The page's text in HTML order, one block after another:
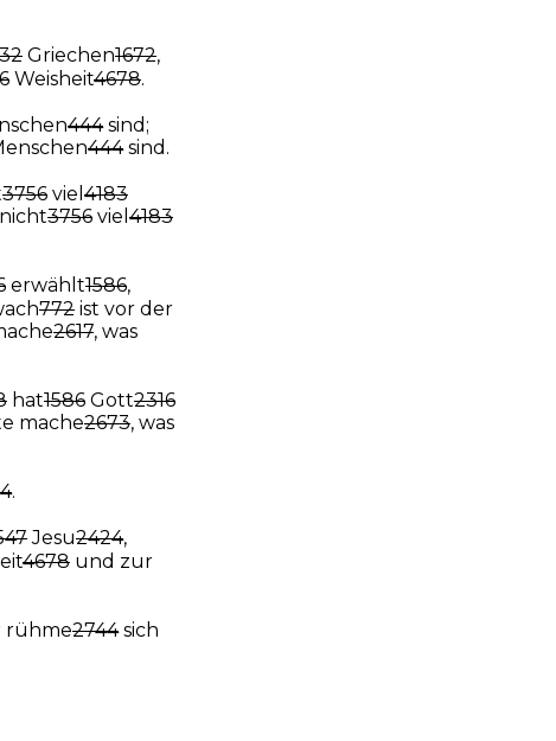
Griechen1672,
Weisheit4678.
444sind;
444sind.
3756 viel 4183
3756 viel 4183
erwählt1586,
772 ist vor der
2617, was
hat1586 Gott2316
mache2673, was
.
Jesu2424,
4678 und zur
rühme2744sich